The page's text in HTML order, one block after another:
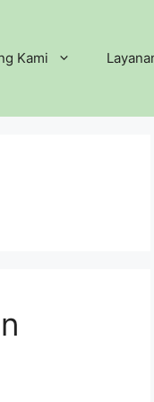
Kami